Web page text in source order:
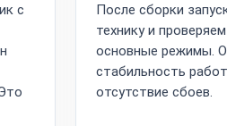
с
После сборки
технику и проверяем
основные режимы.
стабильность
отсутствие сбоев.